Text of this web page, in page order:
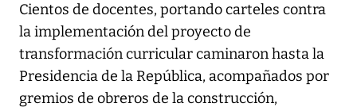
Cientos de docentes, portando carteles contra
la implementación del proyecto de
transformación curricular caminaron hasta la
Presidencia de la República, acompañados por
gremios de obreros de la construcción,